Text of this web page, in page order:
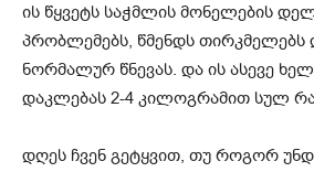
ის წყვეტს საჭმლის მონელების
პრობლემებს, წმენდს თირკმელებს
ნორმალურ წნევას. და ის ასევე
დაკლებას 2-4 კილოგრამით სულ
დღეს ჩვენ გეტყვით, თუ როგორ